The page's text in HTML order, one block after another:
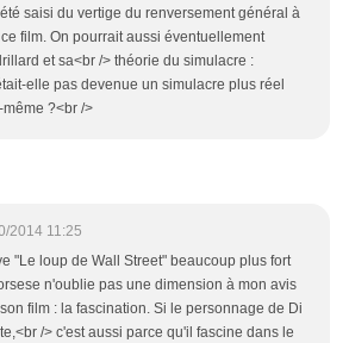
saisi du vertige du renversement général à
film. On pourrait aussi éventuellement
et sa<br /> théorie du simulacre :
elle pas devenue un simulacre plus réel
?<br />
2014 11:25
"Le loup de Wall Street" beaucoup plus fort
n'oublie pas une dimension à mon avis
film : la fascination. Si le personnage de Di
/> c'est aussi parce qu'il fascine dans le